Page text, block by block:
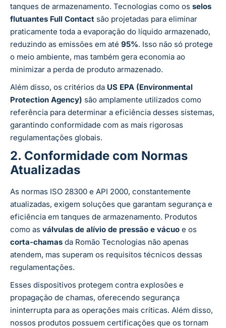
tanques de armazenamento. Tecnologias como os selos
flutuantes Full Contact são projetadas para eliminar
praticamente toda a evaporação do líquido armazenado,
reduzindo as emissões em até 95%. Isso não só protege
o meio ambiente, mas também gera economia ao
minimizar a perda de produto armazenado.
Além disso, os critérios da US EPA (Environmental
Protection Agency) são amplamente utilizados como
referência para determinar a eficiência desses sistemas,
garantindo conformidade com as mais rigorosas
regulamentações globais.
2. Conformidade com Normas
Atualizadas
As normas ISO 28300 e API 2000, constantemente
atualizadas, exigem soluções que garantam segurança e
eficiência em tanques de armazenamento. Produtos
como as válvulas de alívio de pressão e vácuo e os
corta-chamas da Romão Tecnologias não apenas
atendem, mas superam os requisitos técnicos dessas
regulamentações.
Esses dispositivos protegem contra explosões e
propagação de chamas, oferecendo segurança
ininterrupta para as operações mais críticas. Além disso,
nossos produtos possuem certificações que os tornam